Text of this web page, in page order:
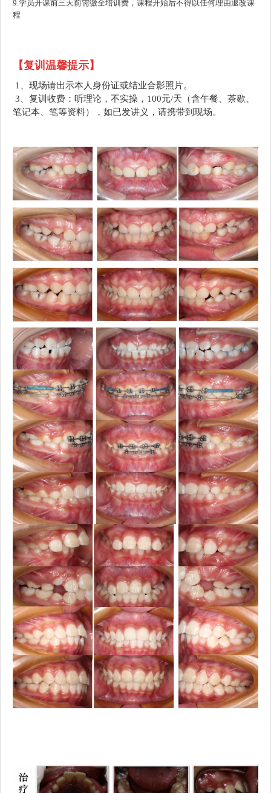
9.学员开课前三天前需缴全培训费，课程开始后不得以任何理由退改课
程
【复训温馨提示】
1、现场请出示本人身份证或结业合影照片。
3、复训收费：听理论，不实操，100元/天（含午餐、茶歇、
笔记本、笔等资料），如已发讲义，请携带到现场。